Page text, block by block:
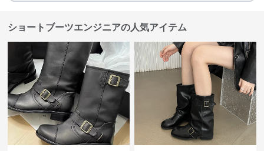
ショートブーツエンジニアの人気アイテム